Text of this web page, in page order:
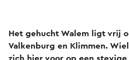
Het gehucht Walem ligt vrij
Valkenburg en Klimmen.
zich hier voor op een